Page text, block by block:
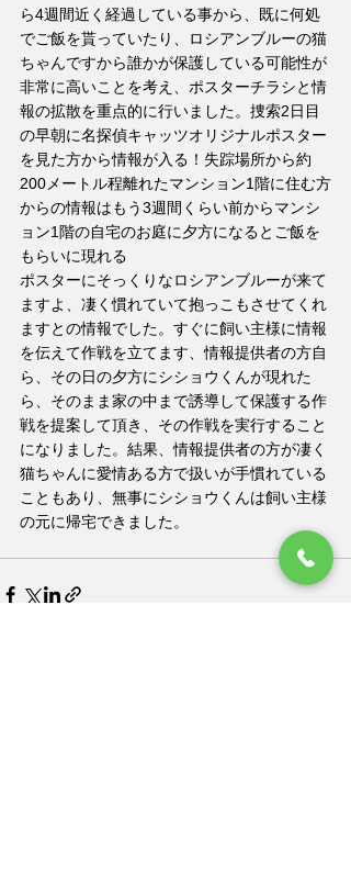
ら4週間近く経過している事から、既に何処
でご飯を貰っていたり、ロシアンブルーの猫
ちゃんですから誰かが保護している可能性が
非常に高いことを考え、ポスターチラシと情
報の拡散を重点的に行いました。捜索2日目
の早朝に名探偵キャッツオリジナルポスター
を見た方から情報が入る！失踪場所から約
200メートル程離れたマンション1階に住む方
からの情報はもう3週間くらい前からマンシ
ョン1階の自宅のお庭に夕方になるとご飯を
もらいに現れる
ポスターにそっくりなロシアンブルーが来て
ますよ、凄く慣れていて抱っこもさせてくれ
ますとの情報でした。すぐに飼い主様に情報
を伝えて作戦を立てます、情報提供者の方自
ら、その日の夕方にシショウくんが現れた
ら、そのまま家の中まで誘導して保護する作
戦を提案して頂き、その作戦を実行すること
になりました。結果、情報提供者の方が凄く
猫ちゃんに愛情ある方で扱いが手慣れている
こともあり、無事にシショウくんは飼い主様
の元に帰宅できました。